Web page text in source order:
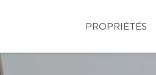
PROPRIÉTÉS